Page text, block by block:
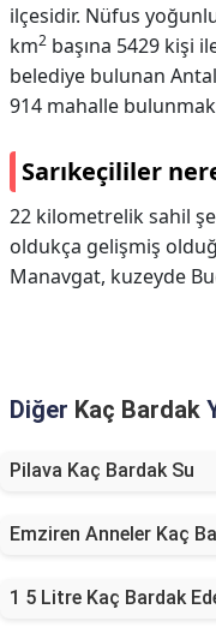
ilçesidir. Nüfus
km2 başına 5429 kişi
belediye bulunan
914 mahalle
Sarıkeçililer
22 kilometrelik sahil
oldukça gelişmiş
Manavgat, kuzeyde
Diğer Kaç Bardak
Pilava Kaç Bardak Su
Emziren Anneler Kaç
1 5 Litre Kaç Bardak